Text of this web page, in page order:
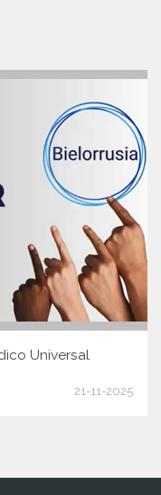
Universal
21-11-2025